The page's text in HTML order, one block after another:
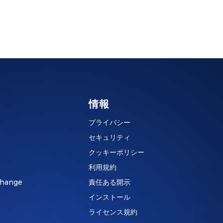
情報
プライバシー
セキュリティ
クッキーポリシー
利用規約
責任ある開示
インストール
ライセンス規約